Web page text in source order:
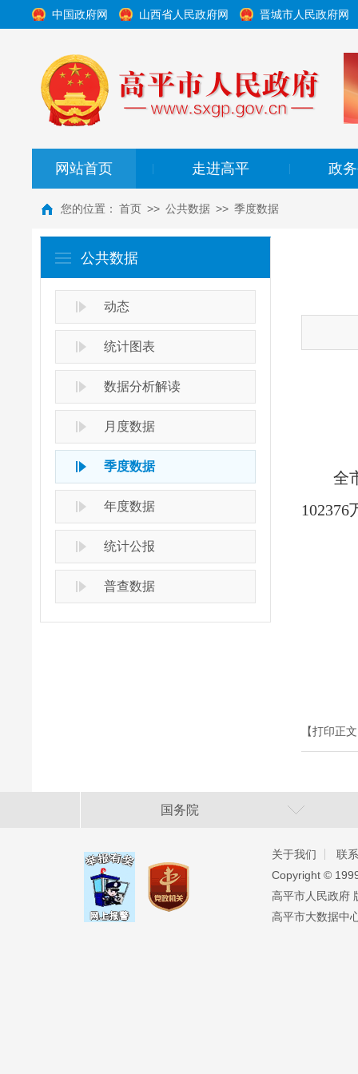
中国政府网 山西省人民政府网 晋城市人民政府网
网站首页 走进高平 政
您的位置： 首页 >> 公共数据 >> 季度数据
公共数据
动态
统计图表
数据分析解读
月度数据
季度数据
年度数据
统计公报
普查数据
全
102376
【打印正
国务院
关于我们
联
Copyright ©️
高平市人民政府
高平市大数据